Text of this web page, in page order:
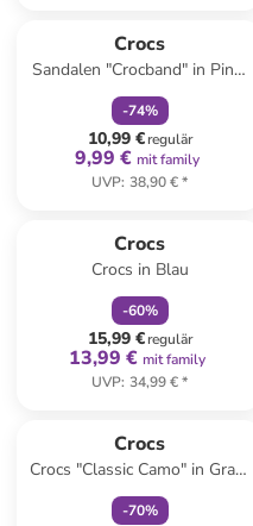
Crocs
Sandalen "Crocband" in Pink/
Lila
-74%
10,99 €regulär
9,99 € mit family
UVP: 38,90 €*
Crocs
Crocs in Blau
-60%
15,99 €regulär
13,99 € mit family
UVP: 34,99 €*
Crocs
Crocs "Classic Camo" in Grau/
Schwarz
-70%